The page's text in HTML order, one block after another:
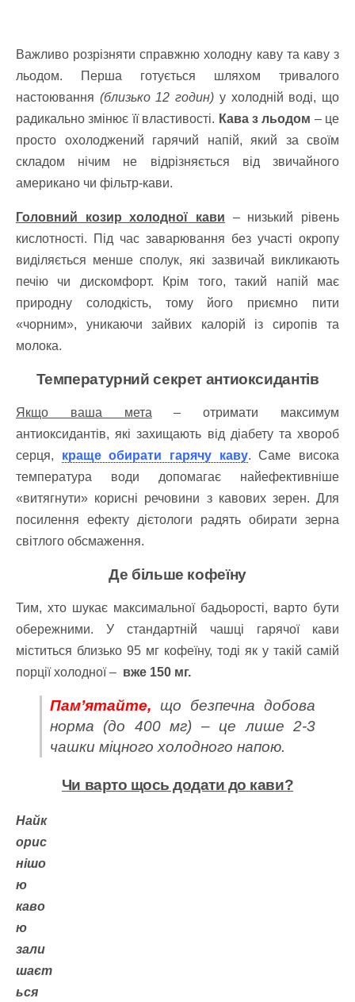
Важливо розрізняти справжню холодну каву та каву з
льодом. Перша готується шляхом тривалого
настоювання (близько 12 годин) у холодній воді, що
радикально змінює її властивості. Кава з льодом – це
просто охолоджений гарячий напій, який за своїм
складом нічим не відрізняється від звичайного
американо чи фільтр-кави.
Головний козир холодної кави – низький рівень
кислотності. Під час заварювання без участі окропу
виділяється менше сполук, які зазвичай викликають
печію чи дискомфорт. Крім того, такий напій має
природну солодкість, тому його приємно пити
«чорним», уникаючи зайвих калорій із сиропів та
молока.
Температурний секрет антиоксидантів
Якщо ваша мета – отримати максимум
антиоксидантів, які захищають від діабету та хвороб
серця, краще обирати гарячу каву. Саме висока
температура води допомагає найефективніше
«витягнути» корисні речовини з кавових зерен. Для
посилення ефекту дієтологи радять обирати зерна
світлого обсмаження.
Де більше кофеїну
Тим, хто шукає максимальної бадьорості, варто бути
обережними. У стандартній чашці гарячої кави
міститься близько 95 мг кофеїну, тоді як у такій самій
порції холодної – вже 150 мг.
Пам’ятайте, що безпечна добова
норма (до 400 мг) – це лише 2-3
чашки міцного холодного напою.
Чи варто щось додати до кави?
Найк
орис
нішо
ю
каво
ю
зали
шаєт
ься